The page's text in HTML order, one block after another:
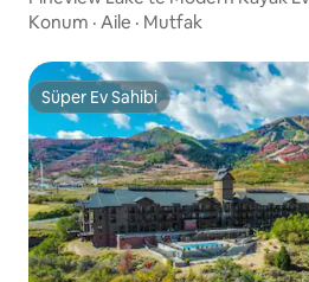
Konum · Aile · Mutfak
Süper Ev Sahibi
Süper Ev Sahibi